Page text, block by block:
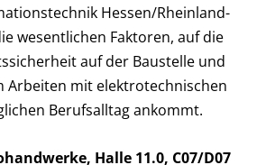
Hessen/Rheinland-
wesentlichen Faktoren, auf die
auf der Baustelle und
Arbeiten mit elektrotechnischen
Berufsalltag ankommt.
Halle 11.0, C07/D07